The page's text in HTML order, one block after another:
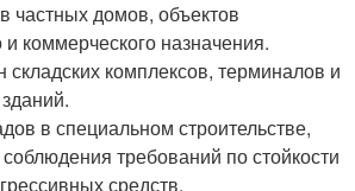
частных домов, объектов
коммерческого назначения.
складских комплексов, терминалов и
в специальном строительстве,
соблюдения требований по стойкости
средств.